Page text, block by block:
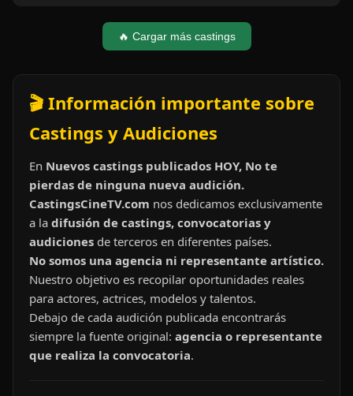
🔥 Cargar más castings
🎬 Información importante sobre
Castings y Audiciones
En Nuevos castings publicados HOY, No te
pierdas de ninguna nueva audición.
CastingsCineTV.com nos dedicamos exclusivamente
a la difusión de castings, convocatorias y
audiciones de terceros en diferentes países.
No somos una agencia ni representante artístico.
Nuestro objetivo es recopilar oportunidades reales
para actores, actrices, modelos y talentos.
Debajo de cada audición publicada encontrarás
siempre la fuente original: agencia o representante
que realiza la convocatoria.